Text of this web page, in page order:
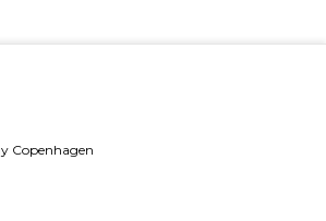
Copenhagen